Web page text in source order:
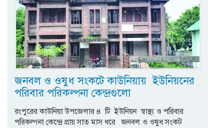
জনবল ও ওষুধ সংকটে কাউনিয়ায় ইউনিয়নের
পরিবার পরিকল্পনা কেন্দ্রগুলো
রংপুরের কাউনিয়া উপজেলার ৪ টি ইউনিয়ন স্বাস্থ্য ও পরিবার
পরিকল্পনা কেন্দ্রে প্রায় সাত মাস ধরে জনবল ও ওষুধ সংকট